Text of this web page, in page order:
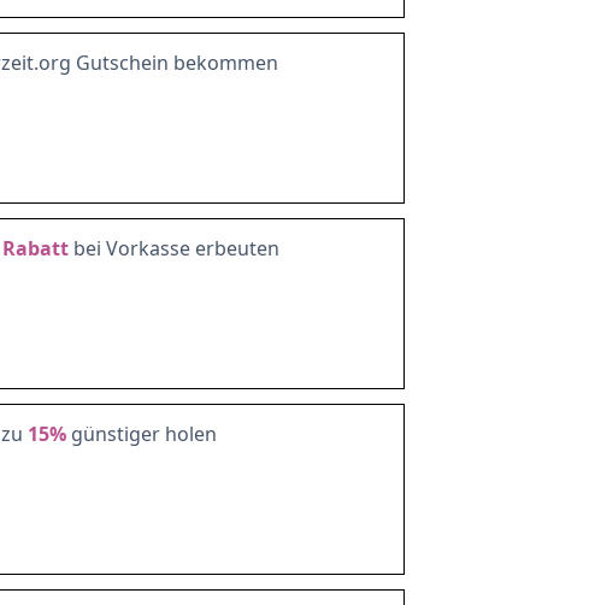
Gutschein bekommen
Rabatt bei Vorkasse erbeuten
15% günstiger holen